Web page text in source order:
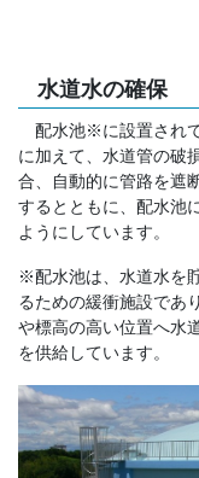
水道水の確保
配水池※に設置され
に加えて、水道管の破
合、自動的に管路を遮
するとともに、配水池
ようにしています。
※配水池は、水道水を
るための緩衝施設であ
や標高の高い位置へ水
を供給しています。